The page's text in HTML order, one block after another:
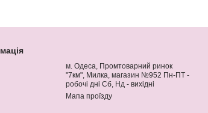
м. Одеса, Промтоварний ринок
"7км", Милка, магазин №952 Пн-ПТ -
робочі дні Сб, Нд - вихідні
Мапа проїзду